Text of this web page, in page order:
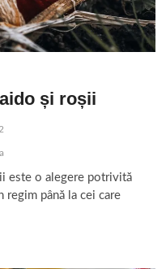
și roșii
este o alegere potrivită
regim până la cei care